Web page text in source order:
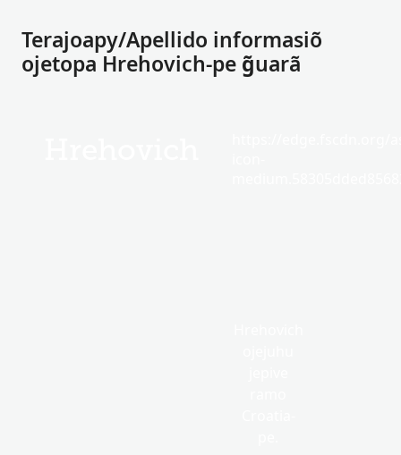
Terajoapy/Apellido informasiõ
ojetopa Hrehovich-pe g̃uarã